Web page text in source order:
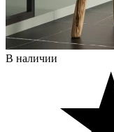
В наличии